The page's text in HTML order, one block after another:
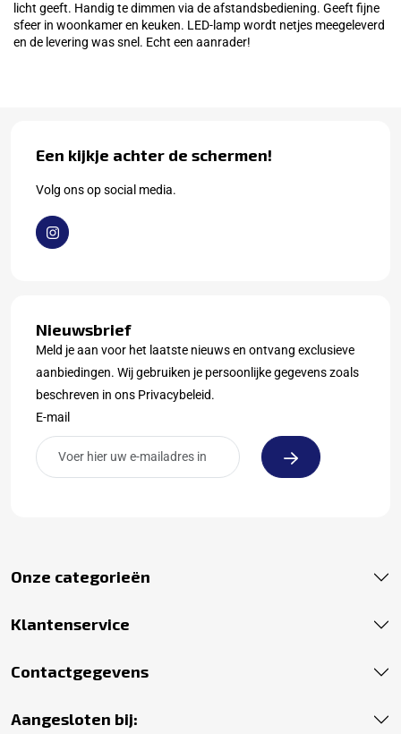
licht geeft. Handig te dimmen via de afstandsbediening. Geeft fijne
sfeer in woonkamer en keuken. LED-lamp wordt netjes meegeleverd
en de levering was snel. Echt een aanrader!
Een kijkje achter de schermen!
Volg ons op social media.
Nieuwsbrief
Meld je aan voor het laatste nieuws en ontvang exclusieve
aanbiedingen. Wij gebruiken je persoonlijke gegevens zoals
beschreven in ons Privacybeleid.
E-mail
Onze categorieën
Klantenservice
Contactgegevens
Aangesloten bij: